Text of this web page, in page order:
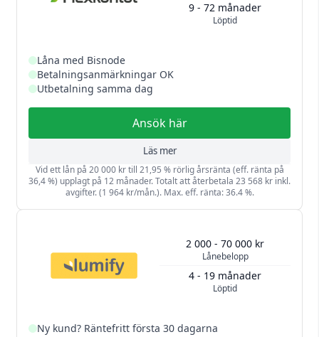
Löptid
9 - 72 månader
Låna med Bisnode
Betalningsanmärkningar OK
Utbetalning samma dag
Ansök här
Läs mer
Vid ett lån på 20 000 kr till 21,95 % rörlig årsränta (eff. ränta på
36,4 %) upplagt på 12 månader. Totalt att återbetala 23 568 kr inkl.
avgifter. (1 964 kr/mån.). Max. eff. ränta: 36.4 %.
Lånebelopp
2 000 - 70 000 kr
Löptid
4 - 19 månader
Ny kund? Räntefritt första 30 dagarna